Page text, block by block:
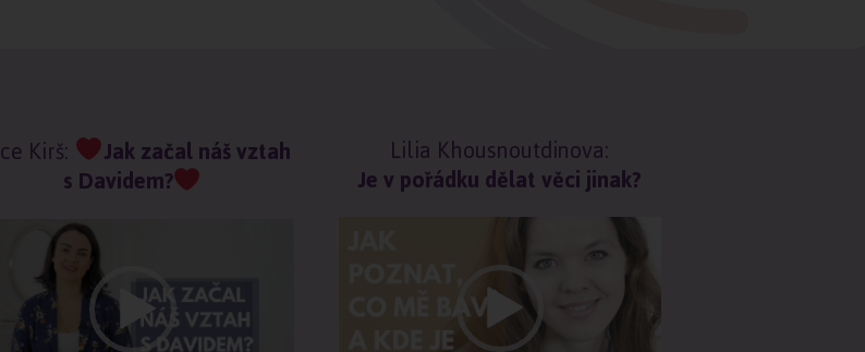
Kirš: Jak začal náš vztah
s Davidem?
Lilia Khousnoutdinova:
Je v pořádku dělat věci jinak?